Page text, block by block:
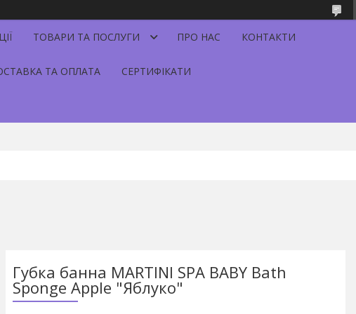
ТОВАРИ ТА ПОСЛУГИ ПРО НАС КОНТАКТИ
ТА ОПЛАТА СЕРТИФІКАТИ
Губка банна MARTINI SPA BABY Bath
Sponge Apple "Яблуко"